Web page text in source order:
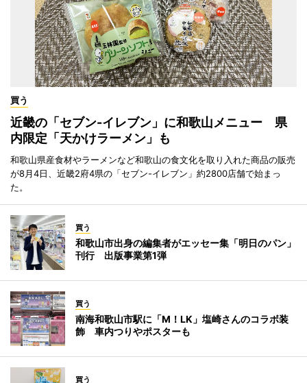
買う
近畿の「セブン-イレブン」に和歌山メニュー 県
内限定「天かけラーメン」も
和歌山県産食材やラーメンなど和歌山の食文化を取り入れた商品の販売
が8月4日、近畿2府4県の「セブン-イレブン」約2800店舗で始まっ
た。
買う
和歌山市出身の編集者がエッセー集「明日のパン」
刊行 出版事業第1弾
買う
南海和歌山市駅に「M！LK」塩崎さんのコラボ装
飾 車内つりやポスターも
買う